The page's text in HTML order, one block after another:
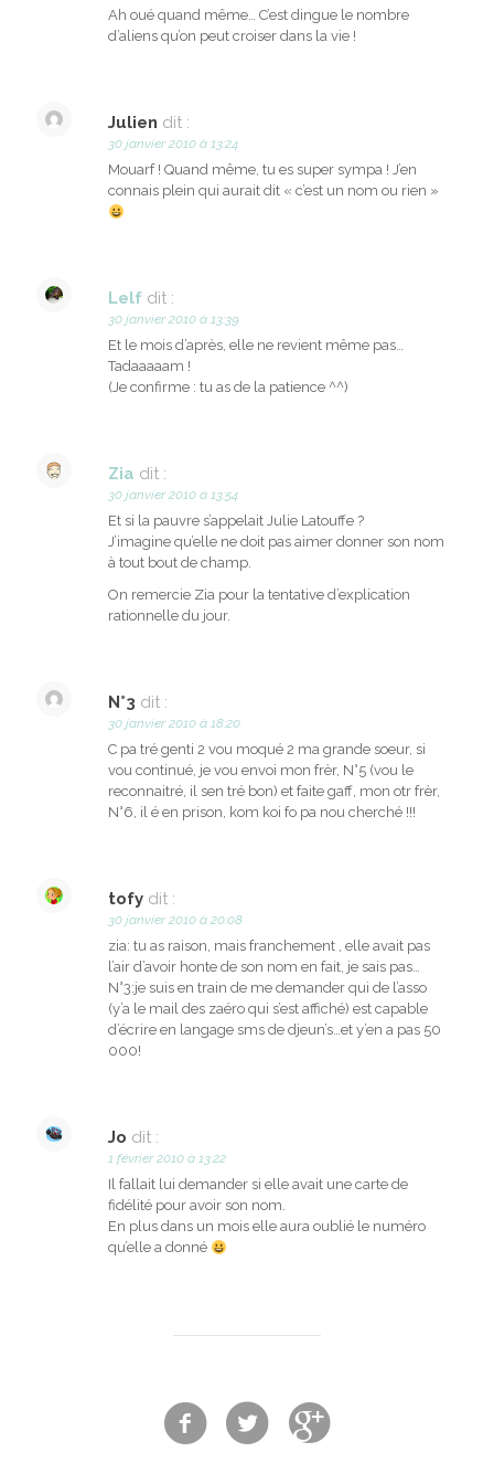
Ah oué quand même… C’est dingue le nombre
d’aliens qu’on peut croiser dans la vie !
Julien dit :
30 janvier 2010 à 13:24
Mouarf ! Quand même, tu es super sympa ! J’en
connais plein qui aurait dit « c’est un nom ou rien »
Lelf dit :
30 janvier 2010 à 13:39
Et le mois d’après, elle ne revient même pas…
Tadaaaaam !
(Je confirme : tu as de la patience ^^)
Zia dit :
30 janvier 2010 à 13:54
Et si la pauvre s’appelait Julie Latouffe ?
J’imagine qu’elle ne doit pas aimer donner son nom
à tout bout de champ.
On remercie Zia pour la tentative d’explication
rationnelle du jour.
N°3 dit :
30 janvier 2010 à 18:20
C pa tré genti 2 vou moqué 2 ma grande soeur, si
vou continué, je vou envoi mon frèr, N°5 (vou le
reconnaitré, il sen tré bon) et faite gaff, mon otr frèr,
N°6, il é en prison, kom koi fo pa nou cherché !!!
tofy dit :
30 janvier 2010 à 20:08
zia: tu as raison, mais franchement , elle avait pas
l’air d’avoir honte de son nom en fait, je sais pas…
N°3:je suis en train de me demander qui de l’asso
(y’a le mail des zaéro qui s’est affiché) est capable
d’écrire en langage sms de djeun’s…et y’en a pas 50
000!
Jo dit :
1 février 2010 à 13:22
Il fallait lui demander si elle avait une carte de
fidélité pour avoir son nom.
En plus dans un mois elle aura oublié le numéro
qu’elle a donné